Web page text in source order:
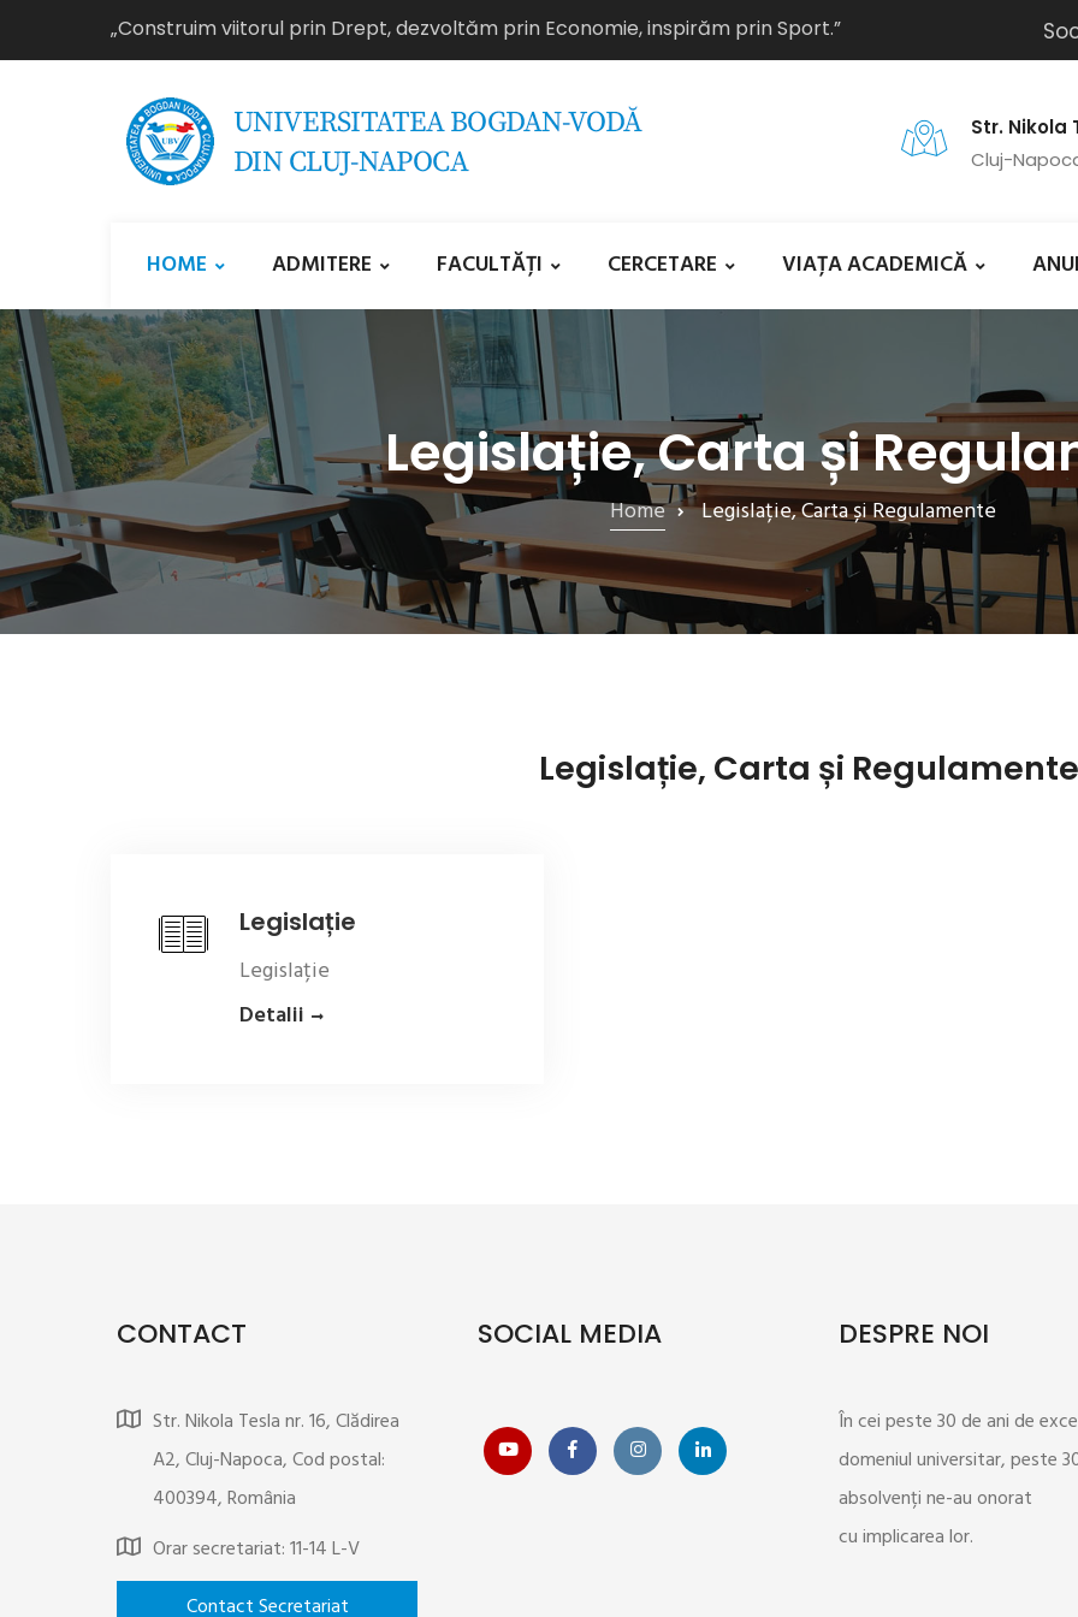
„Construim viitorul prin Drept, dezvoltăm prin Economie, inspirăm prin Sport.”
Str. Nikola
Cluj-
HOME ADMITERE FACULTĂȚI CERCETARE VIAȚA ACADEMICĂ
Legislație, Carta și
Home Legislație, Carta și Regulamente
Legislație, Carta și Regulamente
Legislație
Legislație
Detalii
CONTACT
Str. Nikola Tesla nr. 16, Clădirea
A2, Cluj-Napoca, Cod postal:
400394, România
Orar secretariat: 11-14 L-V
SOCIAL MEDIA
>
DESPRE NOI
În cei peste 30 de ani de
domeniul universitar, peste
absolvenți ne-au onorat
cu implicarea lor.